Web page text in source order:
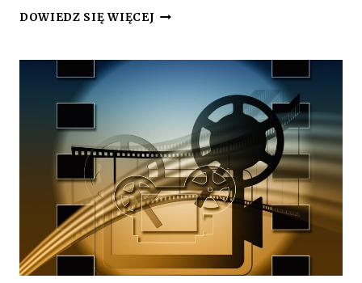
DOWIEDZ SIĘ WIĘCEJŁÓDZKIE
NA
POŚWIĘCIĆ